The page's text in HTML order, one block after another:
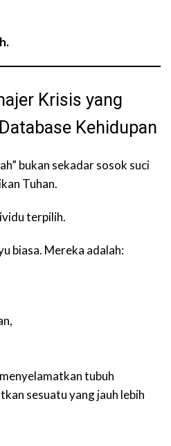
Krisis yang
Kehidupan
bukan sekadar sosok suci
Tuhan.
terpilih.
biasa. Mereka adalah:
tubuh
sesuatu yang jauh lebih